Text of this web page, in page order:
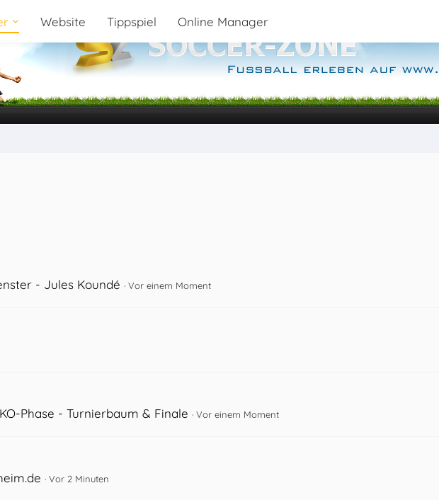
Website Tippspiel Online Manager
- Jules Koundé Vor einem Moment
Phase - Turnierbaum & Finale Vor einem Moment
Vor 2 Minuten